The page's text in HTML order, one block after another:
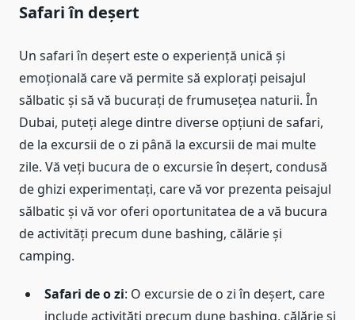
Safari în deșert
Un safari în deșert este o experiență unică și
emoțională care vă permite să explorați peisajul
sălbatic și să vă bucurați de frumusețea naturii. În
Dubai, puteți alege dintre diverse opțiuni de safari,
de la excursii de o zi până la excursii de mai multe
zile. Vă veți bucura de o excursie în deșert, condusă
de ghizi experimentați, care vă vor prezenta peisajul
sălbatic și vă vor oferi oportunitatea de a vă bucura
de activități precum dune bashing, călărie și
camping.
Safari de o zi: O excursie de o zi în deșert, care
include activități precum dune bashing, călărie și